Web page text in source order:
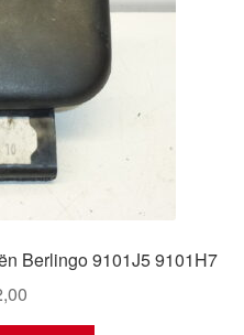
Berlingo 9101J5 9101H7